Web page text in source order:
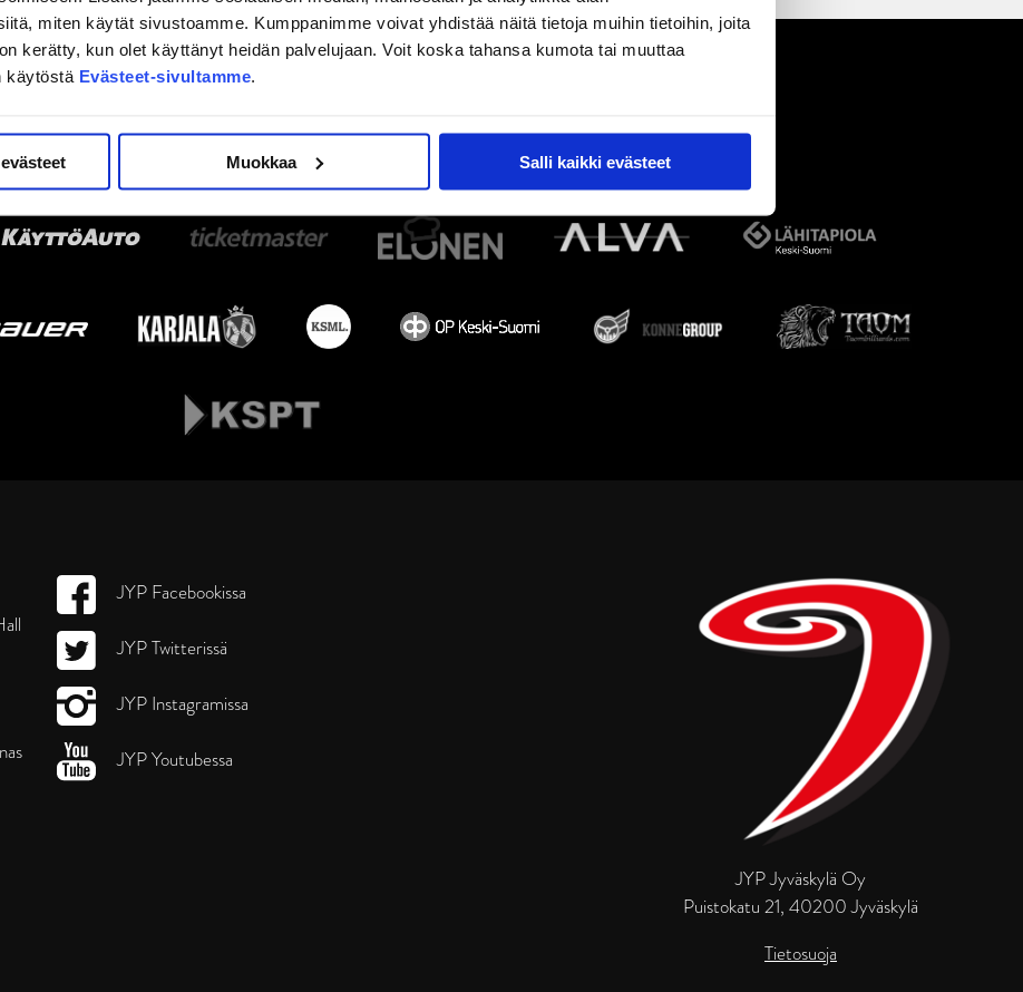
miten käytät sivustoamme. Kumppanimme voivat yhdistää näitä tietoja muihin tietoihin, joita
kerätty, kun olet käyttänyt heidän palvelujaan. Voit koska tahansa kumota tai muuttaa
käytöstä Evästeet-sivultamme.
Muokkaa Salli kaikki evästeet
JYP Jyväskylä Oy
Puistokatu 21, 40200 Jyväskylä
Tietosuoja
JYP Facebookissa
JYP Twitterissä
JYP Instagramissa
JYP Youtubessa